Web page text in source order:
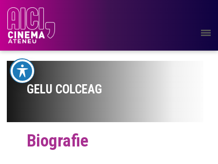
GELU COLCEAG
Biografie